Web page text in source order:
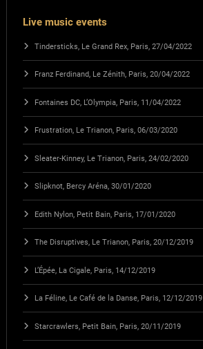
Live music events
Tindersticks, Le Grand Rex, Paris, 27/04/2022
Franz Ferdinand, Le Zénith, Paris, 20/04/2022
Fontaines DC, L’Olympia, Paris, 11/04/2022
Frustration, Le Trianon, Paris, 06/03/2020
Sleater-Kinney, Le Trianon, Paris, 24/02/2020
Slipknot, Bercy Aréna, 30/01/2020
Edith Nylon, Petit Bain, Paris, 17/01/2020
The Disruptives, Le Trianon, Paris, 20/12/2019
L’Épée, La Cigale, Paris, 14/12/2019
La Féline, Le Café de la Danse, Paris, 12/12/2019
Starcrawlers, Petit Bain, Paris, 20/11/2019